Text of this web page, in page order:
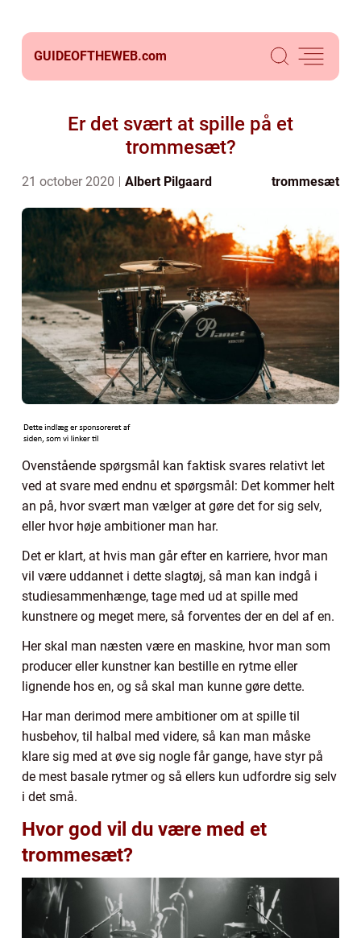
GUIDEOFTHEWEB.com
Er det svært at spille på et
trommesæt?
21 october 2020 Albert Pilgaard trommesæt
Ovenstående spørgsmål kan faktisk svares relativt let
ved at svare med endnu et spørgsmål: Det kommer helt
an på, hvor svært man vælger at gøre det for sig selv,
eller hvor høje ambitioner man har.
Det er klart, at hvis man går efter en karriere, hvor man
vil være uddannet i dette slagtøj, så man kan indgå i
studiesammenhænge, tage med ud at spille med
kunstnere og meget mere, så forventes der en del af en.
Her skal man næsten være en maskine, hvor man som
producer eller kunstner kan bestille en rytme eller
lignende hos en, og så skal man kunne gøre dette.
Har man derimod mere ambitioner om at spille til
husbehov, til halbal med videre, så kan man måske
klare sig med at øve sig nogle får gange, have styr på
de mest basale rytmer og så ellers kun udfordre sig selv
i det små.
Hvor god vil du være med et
trommesæt?